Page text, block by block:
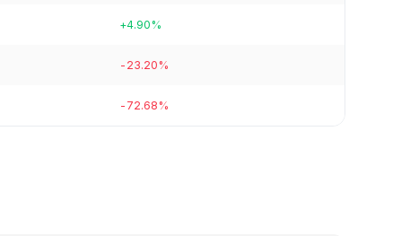
+4.90%
-23.20%
-72.68%